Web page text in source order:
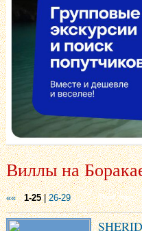
Виллы на
«« 1-25|26-29